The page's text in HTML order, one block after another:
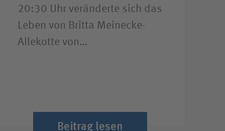
20:30 Uhr veränderte sich das
Leben von Britta Meinecke-
Allekotte von…
Beitrag lesen